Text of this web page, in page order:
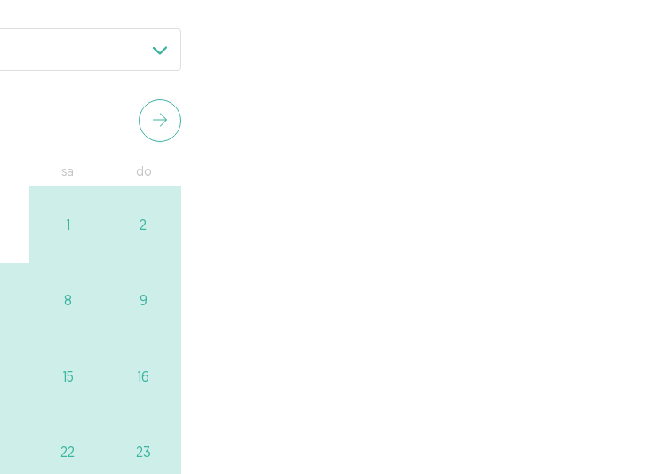
sa do
1 2
8 9
15 16
22 23